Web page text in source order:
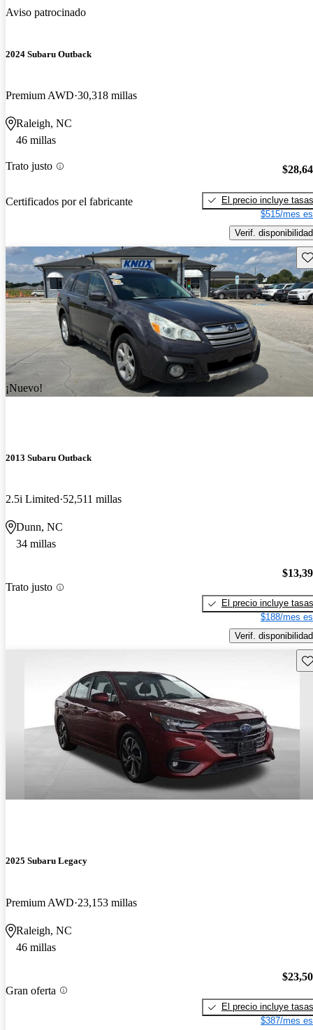
Aviso patrocinado
2024 Subaru Outback
Premium AWD 30,318 millas
Raleigh, NC
46 millas
Trato justo
Certificados por el fabricante
El precio incluye tasas
$515/mes
Verif. disponibilidad
¡Nuevo!
2013 Subaru Outback
2.5i Limited 52,511 millas
Dunn, NC
34 millas
Trato justo
El precio incluye tasas
$188/mes
Verif. disponibilidad
2025 Subaru Legacy
Premium AWD 23,153 millas
Raleigh, NC
46 millas
Gran oferta
El precio incluye tasas
$387/mes